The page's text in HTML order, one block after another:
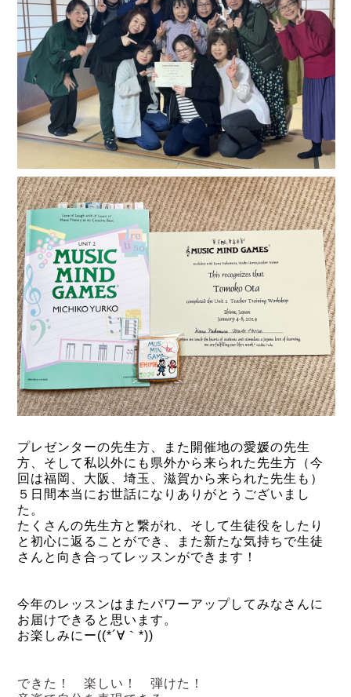
プレゼンターの先生方、また開催地の愛媛の先生
方、そして私以外にも県外から来られた先生方（今
回は福岡、大阪、埼玉、滋賀から来られた先生も）
５日間本当にお世話になりありがとうございまし
た。
たくさんの先生方と繋がれ、そして生徒役をしたり
と初心に返ることができ、また新たな気持ちで生徒
さんと向き合ってレッスンができます！
今年のレッスンはまたパワーアップしてみなさんに
お届けできると思います。
お楽しみにー((*´∀｀*))
できた！ 楽しい！ 弾けた！